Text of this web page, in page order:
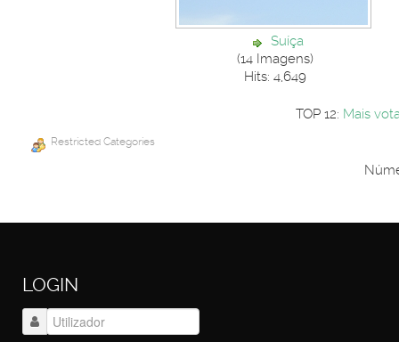
Suíça
(14 Imagens)
Hits: 4,649
TOP 12: Mais
Restricted Categories
LOGIN